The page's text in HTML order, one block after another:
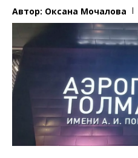
Автор: Оксана Мочалова